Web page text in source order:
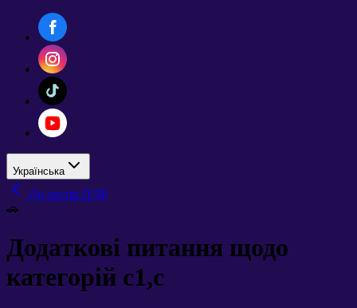
Українська
До тестів ПДР
🚗
Додаткові питання щодо
категорій c1,c